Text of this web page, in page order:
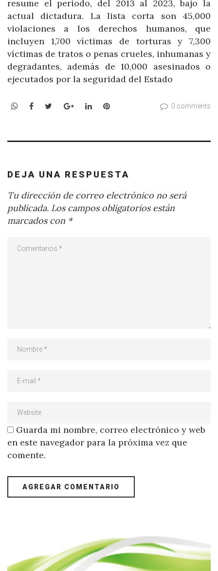
resume el periodo, del 2013 al 2023, bajo la
actual dictadura. La lista corta son 45,000
violaciones a los derechos humanos, que
incluyen 1,700 víctimas de torturas y 7,300
víctimas de tratos o penas crueles, inhumanas y
degradantes, además de 10,000 asesinados o
ejecutados por la seguridad del Estado
WhatsApp
Facebook
TwitterGoogle+LinkedInPinterest 0 comments
DEJA UNA RESPUESTA
Tu dirección de correo electrónico no será
publicada. Los campos obligatorios están
marcados con *
Guarda mi nombre, correo electrónico y web
en este navegador para la próxima vez que
comente.